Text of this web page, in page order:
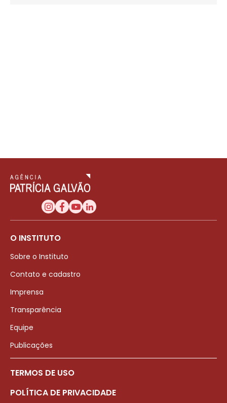
O INSTITUTO
Sobre o Instituto
Contato e cadastro
Imprensa
Transparência
Equipe
Publicações
TERMOS DE USO
POLÍTICA DE PRIVACIDADE